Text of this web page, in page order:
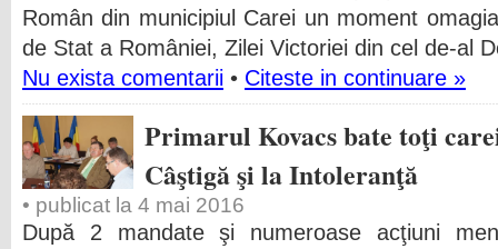
Român din municipiul Carei un moment
de Stat a României, Zilei Victoriei din cel de-al
Nu exista comentarii • Citeste in continuare »
Primarul Kovacs bate toţi
Câştigă şi la Intoleranţă
• publicat la 4 mai 2016
După 2 mandate şi numeroase acţiuni